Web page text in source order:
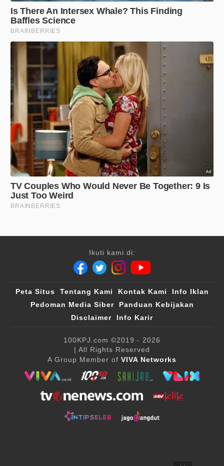
Ikuti kami di:
Peta Situs Tentang Kami Kontak Kami
Info Iklan
Pedoman Media Siber
Panduan Kebijakan
Disclaimer
Info Karir
100KPJ.com ©2019 - 2026
| All Rights Reserved
A Group Member of VIVA Networks